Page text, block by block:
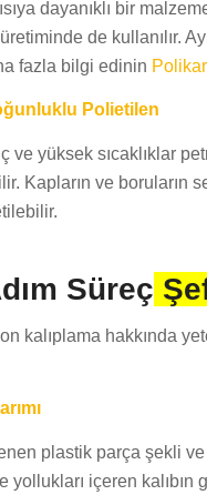
dayanıklı bir
de kullanılır.
fazla bilgi edinin
Polietilen
ve yüksek sıcaklıklar
Kapların ve boruların
Süreç
kalıplama hakkında
plastik parça şekli
yollukları içeren